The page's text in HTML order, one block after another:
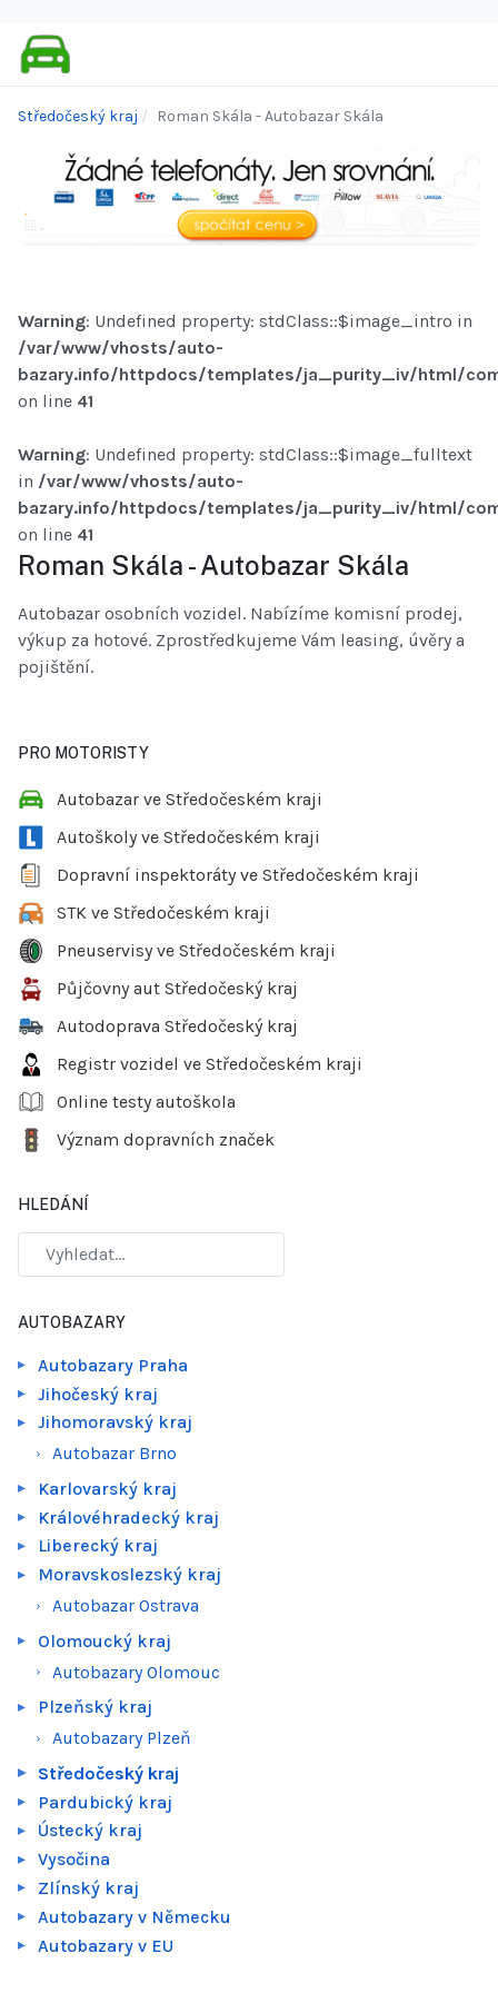
Středočeský kraj Roman Skála - Autobazar Skála
Warning: Undefined property: stdClass::$image_intro in
/var/www/vhosts/auto-
bazary.info/httpdocs/templates/ja_purity_iv/html/
on line 41
Warning: Undefined property: stdClass::$image_fulltext
in /var/www/vhosts/auto-
bazary.info/httpdocs/templates/ja_purity_iv/html/
on line 41
Roman Skála - Autobazar Skála
Autobazar osobních vozidel. Nabízíme komisní prodej,
výkup za hotové. Zprostředkujeme Vám leasing, úvěry a
pojištění.
PRO MOTORISTY
Autobazar ve Středočeském kraji
Autoškoly ve Středočeském kraji
Dopravní inspektoráty ve Středočeském kraji
STK ve Středočeském kraji
Pneuservisy ve Středočeském kraji
Půjčovny aut Středočeský kraj
Autodoprava Středočeský kraj
Registr vozidel ve Středočeském kraji
Online testy autoškola
Význam dopravních značek
HLEDÁNÍ
AUTOBAZARY
Autobazary Praha
Jihočeský kraj
Jihomoravský kraj
Autobazar Brno
Karlovarský kraj
Královéhradecký kraj
Liberecký kraj
Moravskoslezský kraj
Autobazar Ostrava
Olomoucký kraj
Autobazary Olomouc
Plzeňský kraj
Autobazary Plzeň
Středočeský kraj
Pardubický kraj
Ústecký kraj
Vysočina
Zlínský kraj
Autobazary v Německu
Autobazary v EU